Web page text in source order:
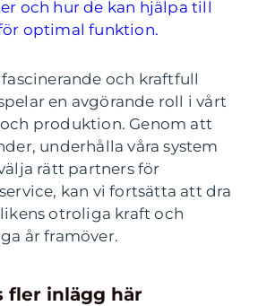
och hur de kan hjälpa till
optimal funktion.
och kraftfull
en avgörande roll i vårt
produktion. Genom att
underhålla våra system
rätt partners för
kan vi fortsätta att dra
otroliga kraft och
år framöver.
fler inlägg här